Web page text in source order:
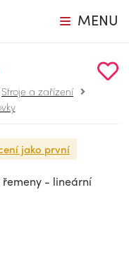
MENU
Stroje a zařízení
jako první
- lineární